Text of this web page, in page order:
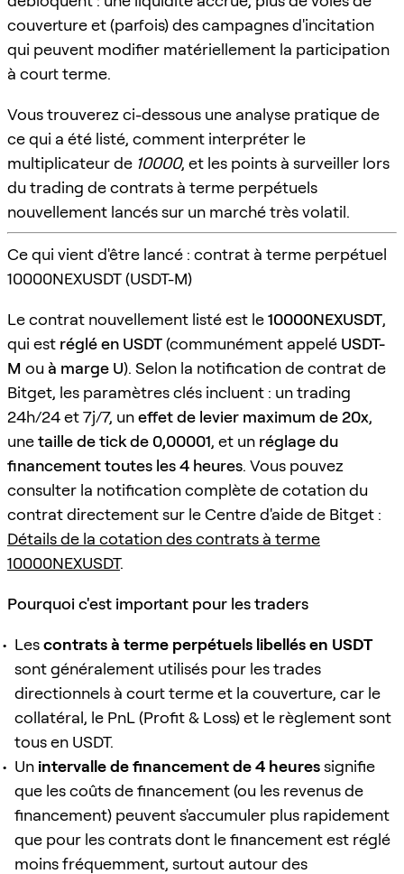
couverture et (parfois) des campagnes d'incitation
qui peuvent modifier matériellement la participation
à court terme.
Vous trouverez ci-dessous une analyse pratique de
ce qui a été listé, comment interpréter le
multiplicateur de 10000, et les points à surveiller lors
du trading de contrats à terme perpétuels
nouvellement lancés sur un marché très volatil.
Ce qui vient d'être lancé : contrat à terme perpétuel
10000NEXUSDT (USDT-M)
Le contrat nouvellement listé est le10000NEXUSDT,
qui est réglé en USDT(communément appelé USDT-
M ou à marge U). Selon la notification de contrat de
Bitget, les paramètres clés incluent : un trading
24h/24 et 7j/7, uneffet de levier maximum de 20x,
unetaille de tick de 0,00001, et un réglage du
financement toutes les 4 heures. Vous pouvez
consulter la notification complète de cotation du
contrat directement sur le Centre d'aide de Bitget :
Détails de la cotation des contrats à terme
10000NEXUSDT.
Pourquoi c'est important pour les traders
Lescontrats à terme perpétuels libellés en USDT
sont généralement utilisés pour les trades
directionnels à court terme et la couverture, car le
collatéral, le PnL (Profit & Loss) et le règlement sont
tous en USDT.
Un intervalle de financement de 4 heuressignifie
que les coûts de financement (ou les revenus de
financement) peuvent s'accumuler plus rapidement
que pour les contrats dont le financement est réglé
moins fréquemment, surtout autour des